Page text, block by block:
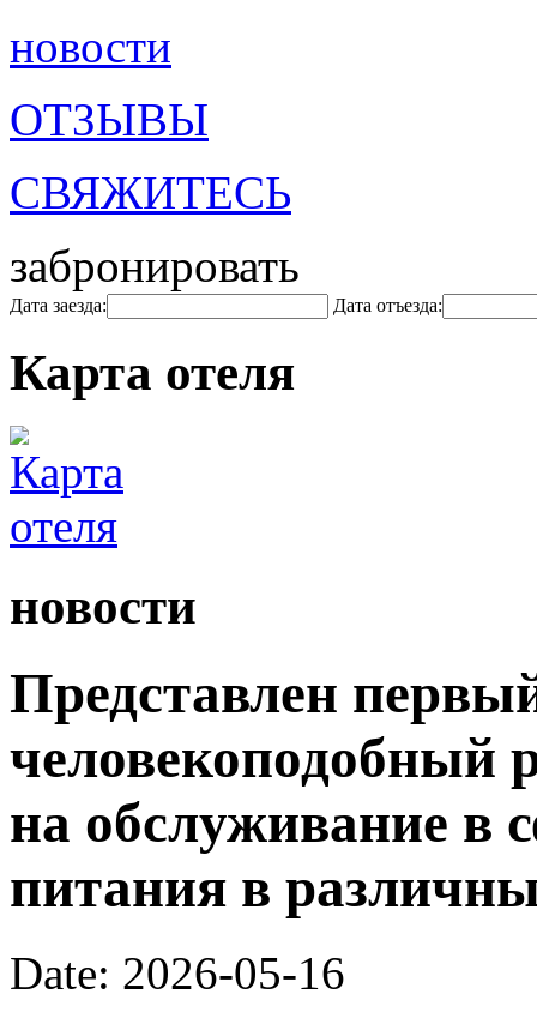
новости
ОТЗЫВЫ
СВЯЖИТЕСЬ
забронировать
Дата заезда: Дата отъезда:
Карта отеля
новости
Представлен
человекоподобный
на обслуживание в
питания в
Date: 2026-05-16